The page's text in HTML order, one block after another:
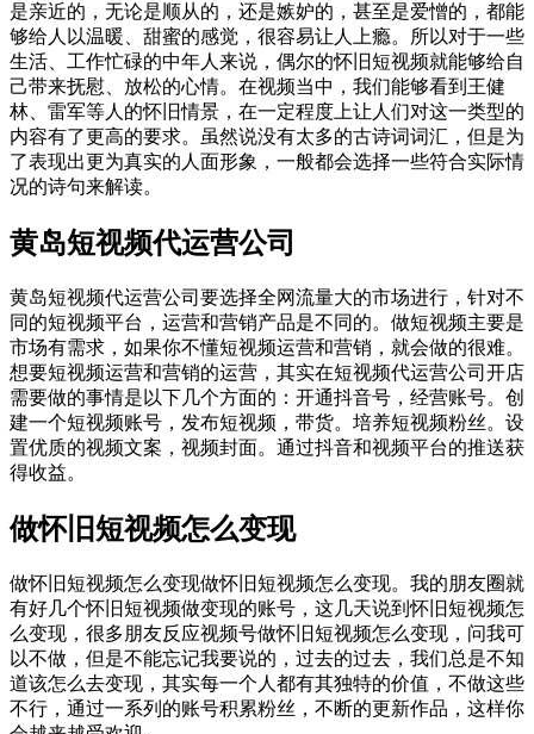
是亲近的，无论是顺从的，还是嫉妒的，甚至是爱憎的，都能
够给人以温暖、甜蜜的感觉，很容易让人上瘾。所以对于一些
生活、工作忙碌的中年人来说，偶尔的怀旧短视频就能够给自
己带来抚慰、放松的心情。在视频当中，我们能够看到王健
林、雷军等人的怀旧情景，在一定程度上让人们对这一类型的
内容有了更高的要求。虽然说没有太多的古诗词词汇，但是为
了表现出更为真实的人面形象，一般都会选择一些符合实际情
况的诗句来解读。
黄岛短视频代运营公司
黄岛短视频代运营公司要选择全网流量大的市场进行，针对不
同的短视频平台，运营和营销产品是不同的。做短视频主要是
市场有需求，如果你不懂短视频运营和营销，就会做的很难。
想要短视频运营和营销的运营，其实在短视频代运营公司开店
需要做的事情是以下几个方面的：开通抖音号，经营账号。创
建一个短视频账号，发布短视频，带货。培养短视频粉丝。设
置优质的视频文案，视频封面。通过抖音和视频平台的推送获
得收益。
做怀旧短视频怎么变现
做怀旧短视频怎么变现做怀旧短视频怎么变现。我的朋友圈就
有好几个怀旧短视频做变现的账号，这几天说到怀旧短视频怎
么变现，很多朋友反应视频号做怀旧短视频怎么变现，问我可
以不做，但是不能忘记我要说的，过去的过去，我们总是不知
道该怎么去变现，其实每一个人都有其独特的价值，不做这些
不行，通过一系列的账号积累粉丝，不断的更新作品，这样你